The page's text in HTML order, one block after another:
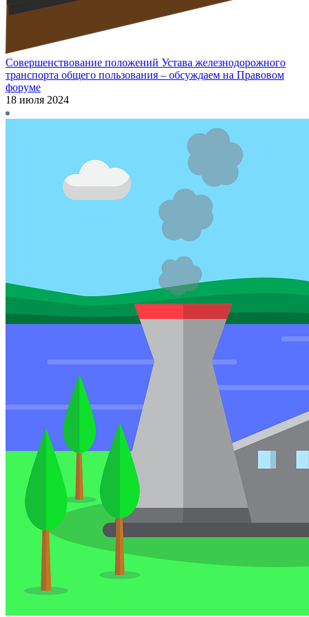
Совершенствование положений Устава железнодорожного
транспорта общего пользования – обсуждаем на Правовом
форуме
18 июля 2024